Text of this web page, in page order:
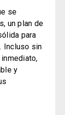
se
un plan de
para
Incluso sin
y